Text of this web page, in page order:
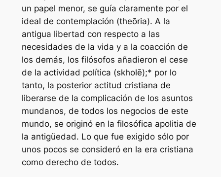
un papel menor, se guía claramente por el
ideal de contemplación (theōria). A la
antigua libertad con respecto a las
necesidades de la vida y a la coacción de
los demás, los filósofos añadieron el cese
de la actividad política (skholē);* por lo
tanto, la posterior actitud cristiana de
liberarse de la complicación de los asuntos
mundanos, de todos los negocios de este
mundo, se originó en la filosófica apolitia de
la antigüedad. Lo que fue exigido sólo por
unos pocos se consideró en la era cristiana
como derecho de todos.